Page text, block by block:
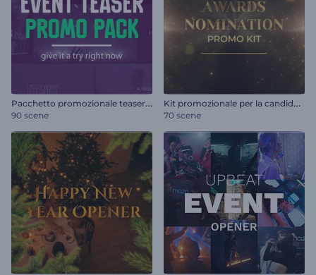
P
acchetto promozionale teaser dell'evento
90 scene
K
it promozionale per la candidatura ai premi
70 scene